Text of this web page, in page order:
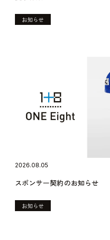
お知らせ
2026.08.05
スポンサー契約のお知らせ
お知らせ